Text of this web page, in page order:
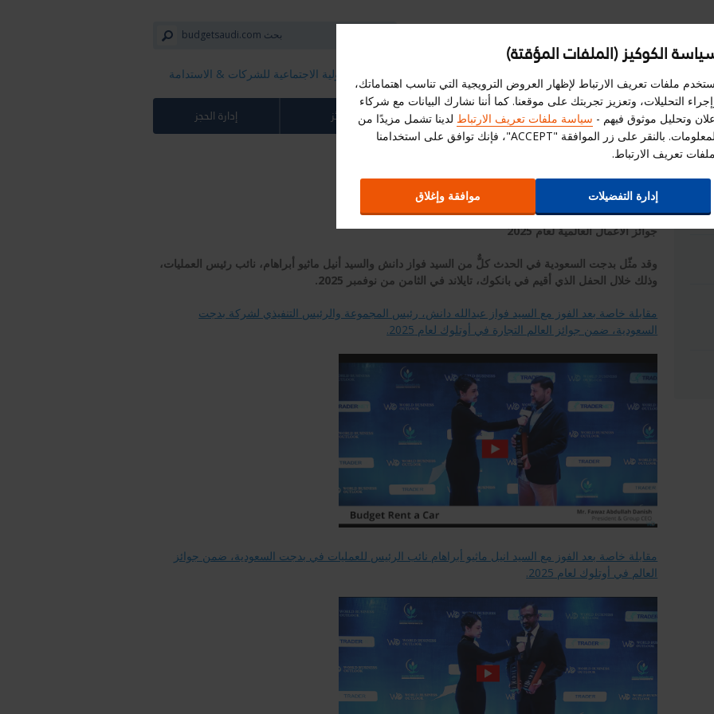
المسؤولية الاجتماعية للشركات​ & الاستدامة
العروض علاقات المستثمرين الجوائز إدارة الحجز
اخبار بدجت
جوائز الأعمال العالمية لعام 2025
وقد مثّل بدجت السعودية في الحدث كلٌّ من السيد فواز دانش والسيد أنيل ماثيو أبراهام، نائب رئيس العمليات،
وذلك خلال الحفل الذي أقيم في بانكوك، تايلاند في الثامن من نوفمبر 2025.
مقابلة خاصة بعد الفوز مع السيد فواز عبدالله دانش، رئيس المجموعة والرئيس التنفيذي لشركة بدجت
السعودية، ضمن جوائز العالم التجارة في أوتلوك لعام 2025.
مقابلة خاصة بعد الفوز مع السيد انيل ماثيو أبراهام نائب الرئيس للعمليات في بدجت السعودية، ضمن جوائز
العالم في أوتلوك لعام 2025.
الكوكيز (الملفات المؤقتة)
ملفات تعريف الارتباط لإظهار العروض الترويجية التي تناسب اهتماماتك،
التحليلات، وتعزيز تجربتك على موقعنا. كما أننا نشارك البيانات مع شركاء
وتحليل موثوق فيهم - سياسة ملفات تعريف الارتباط لدينا تشمل مزيدًا من
المعلومات. بالنقر على زر الموافقة "ACCEPT"، فإنك توافق على استخدامنا
تعريف الارتباط.
إدارة التفضيلات موافقة وإغلاق